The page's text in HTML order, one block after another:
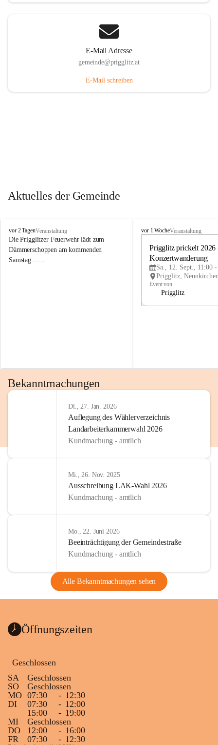
E-Mail Adresse
gemeinde@prigglitz.at
E-Mail schreiben
Aktuelles der Gemeinde
P
r
i
g
vor 2 TagenVeranstaltung
Die Prigglitzer Feuerwehr lädt zum
Dämmerschoppen am kommenden
Samstag……
P
vor 1 WocheVeranstaltung
Prigglitz prickelt 2026
Konzertwanderung
Sa., 12. Sept., 11:00
Event von
Prigglitz
Bekanntmachungen
Di., 27. Jan. 2026
Auflegung des Wählerverzeichnis
Landarbeiterkammerwahl 2026
Kundmachung - amtlich
Mi., 26. Nov. 2025
Ausschreibung LAK-Wahl 2026
Kundmachung - amtlich
Mo., 22. Juni 2026
Beeinträchtigung der Gemeindestraße
Kundmachung - amtlich
Alle Bekanntmachungen sehen
Öffnungszeiten
Geschlossen
SA
Geschlossen
SO
Geschlossen
MO 07:30 - 12:30
DI
07:30 - 12:00
15:00
- 19:00
MI
Geschlossen
DO
12:00 - 16:00
FR
07:30 - 12:30